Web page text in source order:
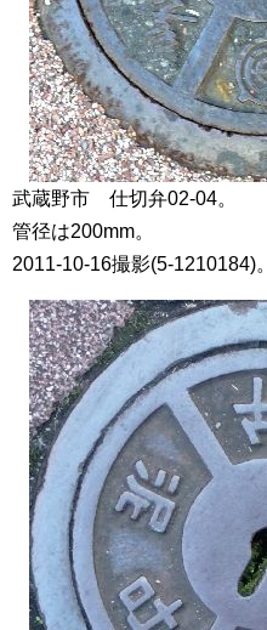
武蔵野市 仕切弁02-04。
管径は200mm。
2011-10-16撮影(5-1210184)。